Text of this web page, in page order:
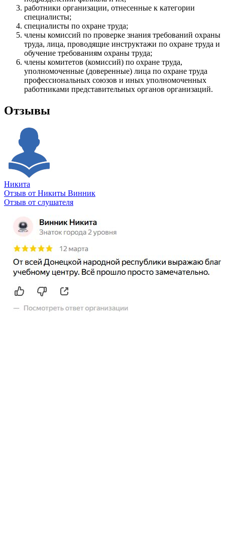
работники организации, отнесенные к категории
специалисты;
специалисты по охране труда;
члены комиссий по проверке знания требований охраны
труда, лица, проводящие инструктажи по охране труда и
обучение требованиям охраны труда;
члены комитетов (комиссий) по охране труда,
уполномоченные (доверенные) лица по охране труда
профессиональных союзов и иных уполномоченных
работниками представительных органов организаций.
Отзывы
Никита
Отзыв от Никиты Винник
Отзыв от слушателя